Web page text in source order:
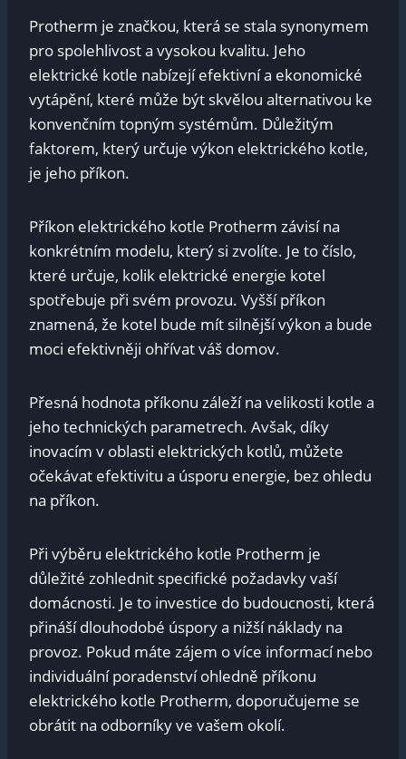
Protherm je značkou, která se stala synonymem
pro spolehlivost a vysokou kvalitu. Jeho
elektrické kotle nabízejí efektivní a ekonomické
vytápění, které může být skvělou alternativou ke
konvenčním topným systémům. Důležitým
faktorem, který určuje výkon elektrického kotle,
je jeho příkon.
Příkon elektrického kotle Protherm závisí na
konkrétním modelu, který si zvolíte. Je to číslo,
které určuje, kolik elektrické energie kotel
spotřebuje při svém provozu. Vyšší příkon
znamená, že kotel bude mít silnější výkon a bude
moci efektivněji ohřívat váš domov.
Přesná hodnota příkonu záleží na velikosti kotle a
jeho technických parametrech. Avšak, díky
inovacím v oblasti elektrických kotlů, můžete
očekávat efektivitu a úsporu energie, bez ohledu
na příkon.
Při výběru elektrického kotle Protherm je
důležité zohlednit specifické požadavky vaší
domácnosti. Je to investice do budoucnosti, která
přináší dlouhodobé úspory a nižší náklady na
provoz. Pokud máte zájem o více informací nebo
individuální poradenství ohledně příkonu
elektrického kotle Protherm, doporučujeme se
obrátit na odborníky ve vašem okolí.